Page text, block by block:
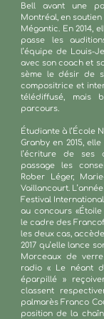
Bell avant une
Montréal, en
Mégantic. En 2014,
passe les
l’équipe de Louis-
avec son coach et
sème le désir de
compositrice et
télédiffusé, mais
parcours.
Étudiante à l’École
Granby en 2015,
l’écriture de ses
passage les
Rober Léger,
Vaillancourt.
Festival
au concours
le cadre des
les deux cas,
2017 qu’elle lance
Morceaux de
radio « Le néant
éparpillé »
classent
palmarès Franco
position de la